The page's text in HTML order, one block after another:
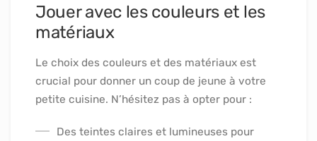
Jouer avec les couleurs et les
matériaux
Le choix des couleurs et des matériaux est
crucial pour donner un coup de jeune à votre
petite cuisine. N’hésitez pas à opter pour :
Des teintes claires et lumineuses pour